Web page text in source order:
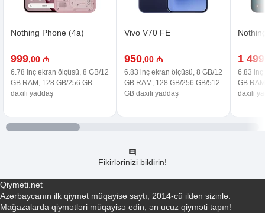
Nothing Phone (4a)
999,00 ₼
6.78 inç ekran ölçüsü, 8 GB/12
GB RAM, 128 GB/256 GB
daxili yaddaş
Vivo V70 FE
950,00 ₼
6.83 inç ekran ölçüsü, 8 GB/12
GB RAM, 128 GB/256 GB/512
GB daxili yaddaş
1 499
6.83 inç
GB
daxili
Fikirlərinizi bildirin!
Qiymeti.net
Azərbaycanın ilk qiymət müqayisə saytı, 2014-cü ildən sizinlə.
Mağazalarda qiymətləri müqayisə edin, ən ucuz qiyməti tapın!